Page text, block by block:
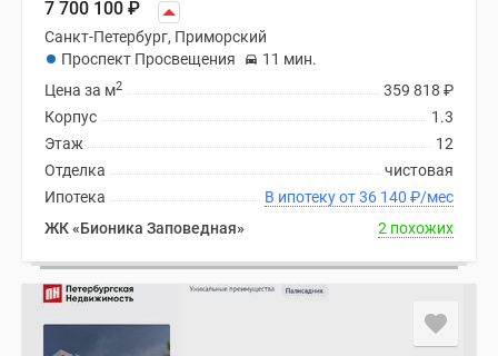
7 700 100 ₽
Санкт-Петербург, Приморский
Проспект Просвещения
11 мин.
359 818 ₽
Цена за м2
1.3
Корпус
12
Этаж
чистовая
Отделка
В ипотеку от 36 140 ₽/мес
Ипотека
ЖК «Бионика Заповедная»
2 похожих